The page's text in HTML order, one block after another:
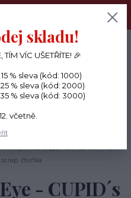
každý den, KREATIVNÍ
Menu
CZK
čtvrtka
- CUPID´s
skladu!
VÍC UŠETŘÍTE! 🎉
% sleva (kód: 1000)
% sleva (kód: 2000)
% sleva (kód: 3000)
včetně.